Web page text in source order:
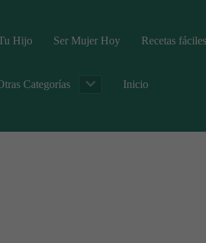
Hijo Ser Mujer Hoy Recetas fáciles
Categorías Inicio